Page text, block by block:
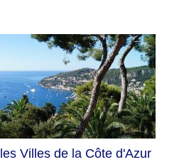
Villes de la Côte d'Azur